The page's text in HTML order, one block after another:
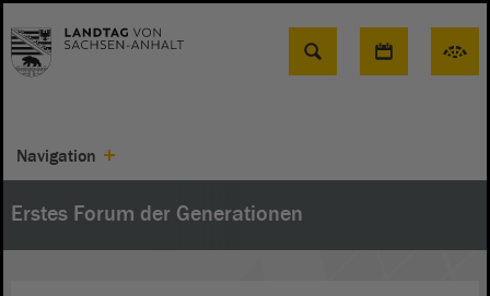
Suche
Navigation
Erstes Forum der Generationen